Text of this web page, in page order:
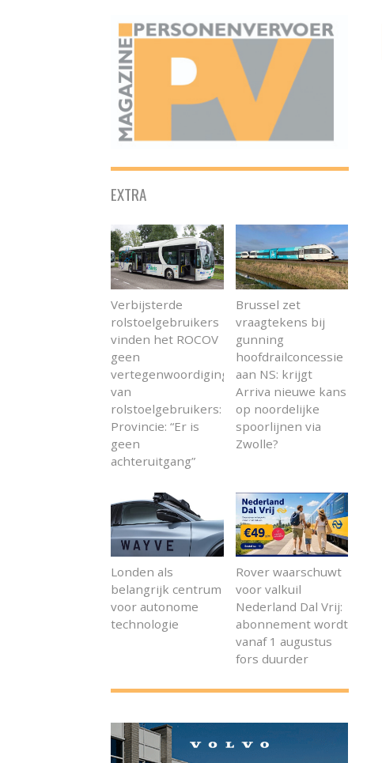
EXTRA
Verbijsterde
rolstoelgebruikers
vinden het ROCOV
geen
vertegenwoordiging
van
rolstoelgebruikers:
Provincie: “Er is
geen
achteruitgang”
Brussel zet
vraagtekens bij
gunning
hoofdrailconcessie
aan NS: krijgt
Arriva nieuwe kans
op noordelijke
spoorlijnen via
Zwolle?
Londen als
belangrijk centrum
voor autonome
technologie
Rover waarschuwt
voor valkuil
Nederland Dal Vrij:
abonnement wordt
vanaf 1 augustus
fors duurder